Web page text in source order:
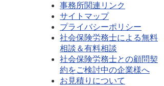
事務所関連リンク
サイトマップ
プライバシーポリシー
社会保険労務士による無料
相談＆有料相談
社会保険労務士との顧問契
約をご検討中の企業様へ
お見積りについて